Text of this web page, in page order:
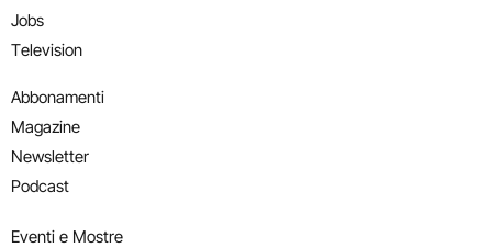
Jobs
Television
Abbonamenti
Magazine
Newsletter
Podcast
Eventi e Mostre